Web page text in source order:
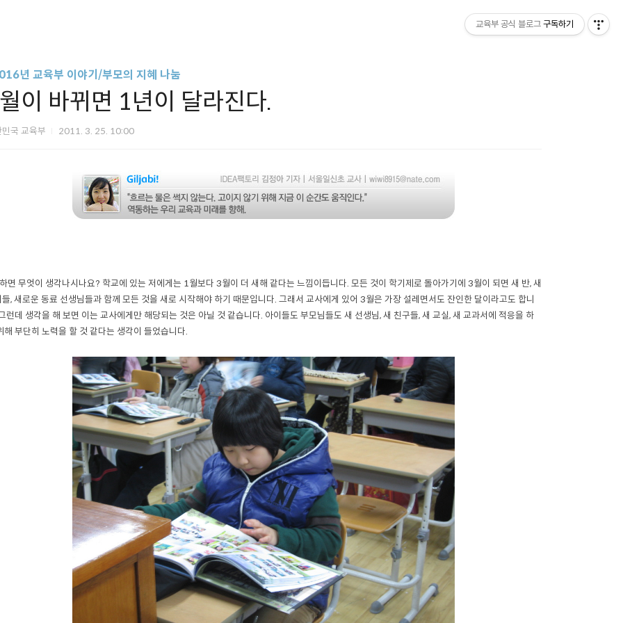
년 교육부 이야기/부모의 지혜 나눔
이 바뀌면 1년이 달라진다.
국 교육부 2011. 3. 25. 10:00
면 무엇이 생각나시나요? 학교에 있는 저에게는 1월보다 3월이 더 새해 같다는 느낌이듭니다. 모든 것이 학기제로 돌아가기에 3월이 되면 새 반, 새
, 새로운 동료 선생님들과 함께 모든 것을 새로 시작해야 하기 때문입니다. 그래서 교사에게 있어 3월은 가장 설레면서도 잔인한 달이라고도 합니
런데 생각을 해 보면 이는 교사에게만 해당되는 것은 아닐 것 같습니다. 아이들도 부모님들도 새 선생님, 새 친구들, 새 교실, 새 교과서에 적응을 하
해 부단히 노력을 할 것 같다는 생각이 들었습니다.
교육부 공식 블로그 구독하기